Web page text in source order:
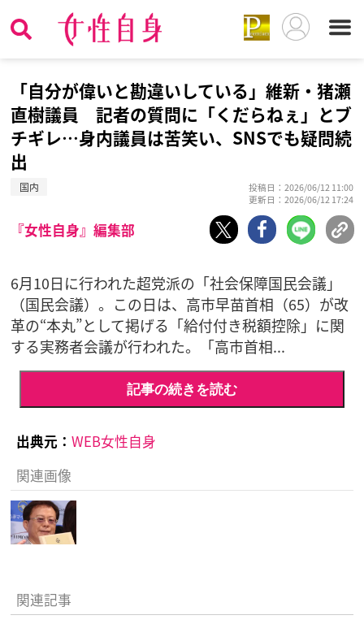
「自分が偉いと勘違いしている」維新・猪瀬
直樹議員 記者の質問に「くだらねぇ」とブ
チギレ…身内議員は苦笑い、SNSでも疑問続
出
国内
投稿日：2026/06/12 11:00
更新日：2026/06/12 17:24
『女性自身』編集部
6月10日に行われた超党派の「社会保障国民会議」
（国民会議）。この日は、高市早苗首相（65）が改
革の“本丸”として掲げる「給付付き税額控除」に関
する実務者会議が行われた。「高市首相...
記事の続きを読む
出典元： WEB女性自身
関連画像
関連記事